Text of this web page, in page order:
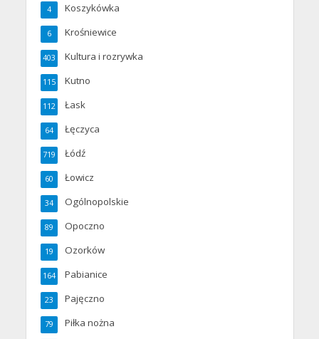
Koszykówka
4
Krośniewice
6
Kultura i rozrywka
403
Kutno
115
Łask
112
Łęczyca
64
Łódź
719
Łowicz
60
Ogólnopolskie
34
Opoczno
89
Ozorków
19
Pabianice
164
Pajęczno
23
Piłka nożna
79